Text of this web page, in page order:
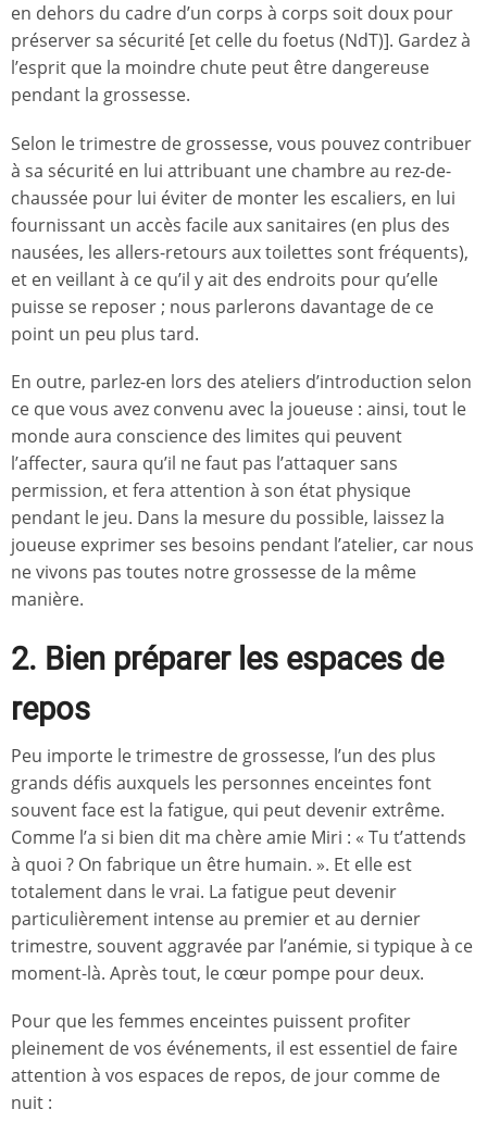
en dehors du cadre d’un corps à corps soit doux pour
préserver sa sécurité [et celle du foetus (NdT)]. Gardez à
l’esprit que la moindre chute peut être dangereuse
pendant la grossesse.
Selon le trimestre de grossesse, vous pouvez contribuer
à sa sécurité en lui attribuant une chambre au rez-de-
chaussée pour lui éviter de monter les escaliers, en lui
fournissant un accès facile aux sanitaires (en plus des
nausées, les allers-retours aux toilettes sont fréquents),
et en veillant à ce qu’il y ait des endroits pour qu’elle
puisse se reposer ; nous parlerons davantage de ce
point un peu plus tard.
En outre, parlez-en lors des ateliers d’introduction selon
ce que vous avez convenu avec la joueuse : ainsi, tout le
monde aura conscience des limites qui peuvent
l’affecter, saura qu’il ne faut pas l’attaquer sans
permission, et fera attention à son état physique
pendant le jeu. Dans la mesure du possible, laissez la
joueuse exprimer ses besoins pendant l’atelier, car nous
ne vivons pas toutes notre grossesse de la même
manière.
2. Bien préparer les espaces de
repos
Peu importe le trimestre de grossesse, l’un des plus
grands défis auxquels les personnes enceintes font
souvent face est la fatigue, qui peut devenir extrême.
Comme l’a si bien dit ma chère amie Miri : « Tu t’attends
à quoi ? On fabrique un être humain. ». Et elle est
totalement dans le vrai. La fatigue peut devenir
particulièrement intense au premier et au dernier
trimestre, souvent aggravée par l’anémie, si typique à ce
moment-là. Après tout, le cœur pompe pour deux.
Pour que les femmes enceintes puissent profiter
pleinement de vos événements, il est essentiel de faire
attention à vos espaces de repos, de jour comme de
nuit :